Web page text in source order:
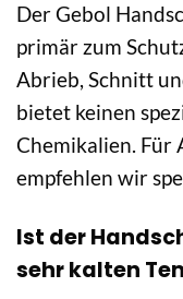
Der Gebol
primär zum
Abrieb, Schnitt
bietet keinen
Chemikalien. Für
empfehlen wir
Ist der
sehr kalten